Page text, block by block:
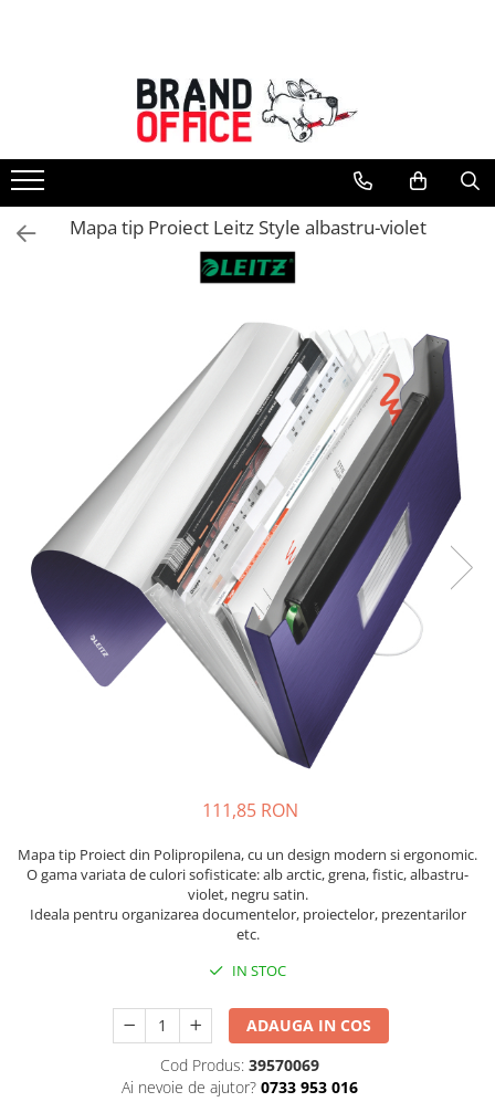
Unitate Protejata - PRODUCTIE
Hartie copiator si produse
tipografice
Produse consumabile din hartie
Detergenti si dezinfectanti
Agende, calendare si organizatoare
Organizatoare business
Birotica si papetarie
Hartie si articole din hartie
Bibliorafturi, caiete mecanice,
separatoare
Capsatoare, capse si perforatoare
Caiete si blocnotesuri
Dosare, folii protectie si mape
Accesorii diverse pentru birou
Etichetare si ambalare
Pixuri cu gel
Stilouri
Seturi de scris Premium
Creioane mecanice si grafit
Markere diverse
Mapa tip Proiect Leitz Style albastru-violet
111,85 RON
Mapa tip Proiect din Polipropilena, cu un design modern si ergonomic.
O gama variata de culori sofisticate: alb arctic, grena, fistic, albastru-
violet, negru satin.
Ideala pentru organizarea documentelor, proiectelor, prezentarilor
etc.
IN STOC
ADAUGA IN COS
Cod Produs: 39570069
Ai nevoie de ajutor? 0733 953 016